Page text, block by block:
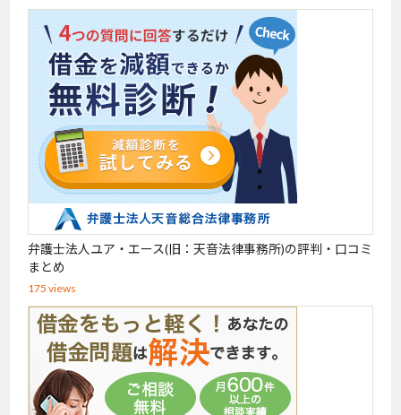
弁護士法人ユア・エース(旧：天音法律事務所)の評判・口コミ
まとめ
175 views